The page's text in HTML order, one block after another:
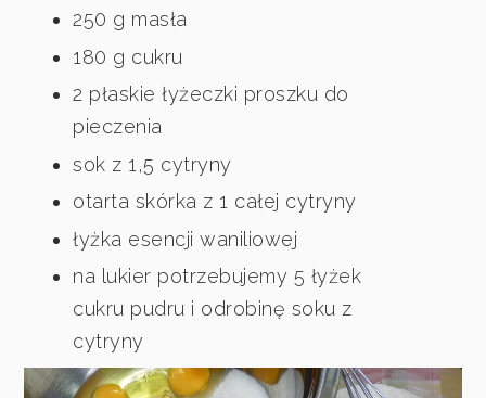
250 g masła
180 g cukru
2 płaskie łyżeczki proszku do
pieczenia
sok z 1,5 cytryny
otarta skórka z 1 całej cytryny
łyżka esencji waniliowej
na lukier potrzebujemy 5 łyżek
cukru pudru i odrobinę soku z
cytryny